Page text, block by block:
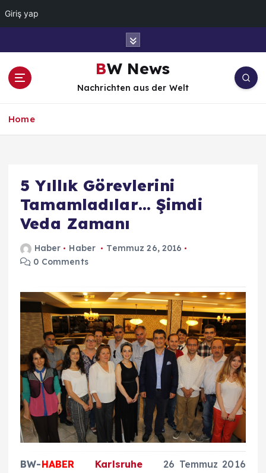
Giriş yap
BW News
Nachrichten aus der Welt
Home
5 Yıllık Görevlerini
Tamamladılar… Şimdi
Veda Zamanı
Haber Haber
Temmuz 26, 2016
0 Comments
BW-HABER Karlsruhe 26 Temmuz 2016